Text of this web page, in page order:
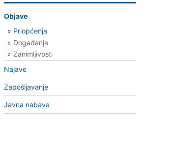
Objave
» Priopćenja
» Događanja
» Zanimljivosti
Najave
Zapošljavanje
Javna nabava